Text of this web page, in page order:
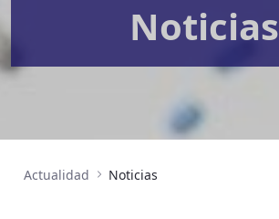
Noticias
Actualidad Noticias